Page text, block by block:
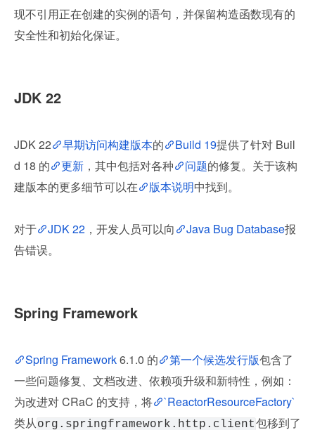
现不引用正在创建的实例的语句，并保留构造函数现有的
安全性和初始化保证。
JDK 22
JDK 22 早期访问构建版本的 Build 19提供了针对 Buil
d 18 的
更新 ，其中包括对各种 问题的修复。关于该构
建版本的更多细节可以在
版本说明中找到。
对于 JDK 22 ，开发人员可以向 Java Bug Database报
告错误。
Spring Framework
Spring Framework 6.1.0 的 第一个候选发行版包含了
一些问题修复、文档改进、依赖项升级和新特性，例如：
为改进对 CRaC 的支持，将
`ReactorResourceFactory`
类从org.springframework.http.client